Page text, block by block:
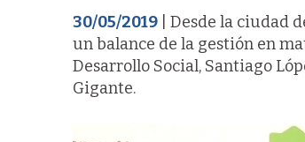
30/05/2019 | Desde la ciudad
un balance de la gestión en
Desarrollo Social, Santiago
Gigante.